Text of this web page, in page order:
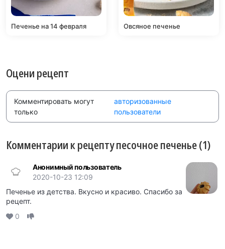
Печенье на 14 февраля Овсяное печенье
Оцени рецепт
Комментировать могут
только
авторизованные
пользователи
Комментарии к рецепту песочное печенье (1)
Анонимный пользователь
2020-10-23 12:09
Печенье из детства. Вкусно и красиво. Спасибо за
рецепт.
0